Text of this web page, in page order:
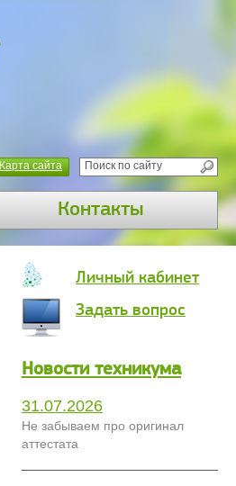
Карта сайта
Контакты
Личный кабинет
Задать вопрос
Новости техникума
31.07.2026
Не забываем про оригинал
аттестата